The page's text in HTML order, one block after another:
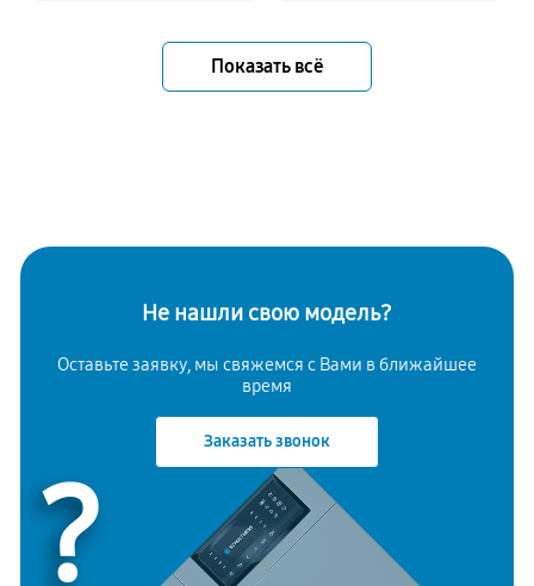
Показать всё
Не нашли свою модель?
Оставьте заявку, мы свяжемся с Вами в ближайшее
время
Заказать звонок
?